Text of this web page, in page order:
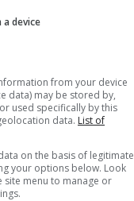
device
from your device
data) may be stored by,
used specifically by this
data. List of
on the basis of legitimate
your options below. Look
menu to manage or